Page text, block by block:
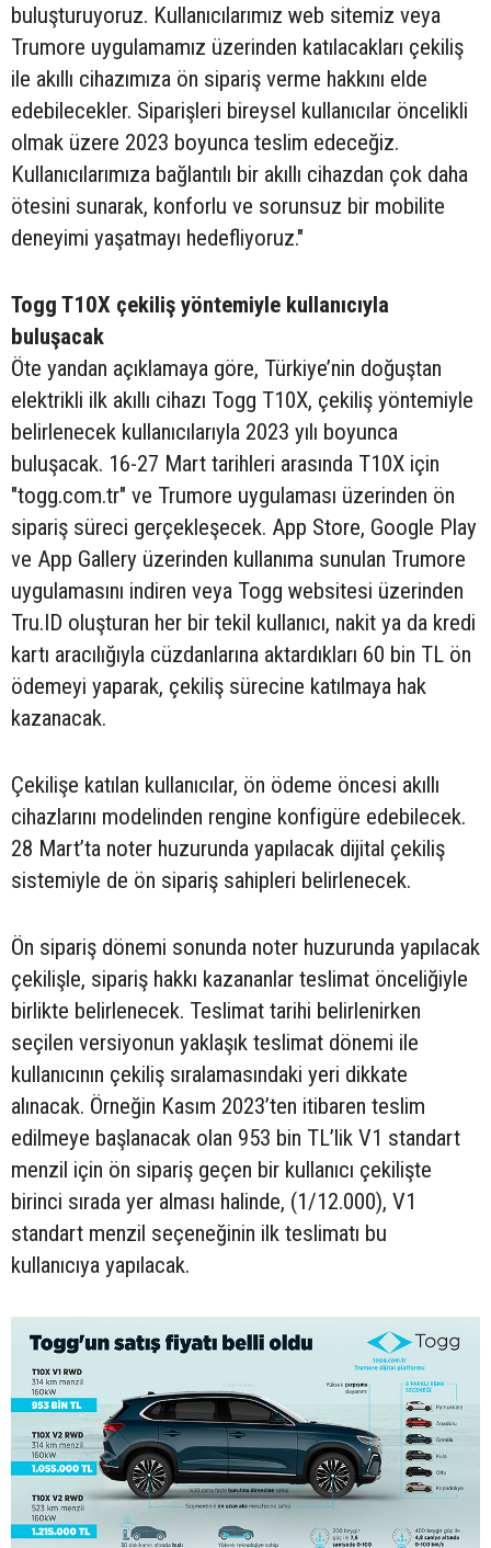
buluşturuyoruz. Kullanıcılarımız web sitemiz veya
Trumore uygulamamız üzerinden katılacakları çekiliş
ile akıllı cihazımıza ön sipariş verme hakkını elde
edebilecekler. Siparişleri bireysel kullanıcılar öncelikli
olmak üzere 2023 boyunca teslim edeceğiz.
Kullanıcılarımıza bağlantılı bir akıllı cihazdan çok daha
ötesini sunarak, konforlu ve sorunsuz bir mobilite
deneyimi yaşatmayı hedefliyoruz."
Togg T10X çekiliş yöntemiyle kullanıcıyla
buluşacak
Öte yandan açıklamaya göre, Türkiye’nin doğuştan
elektrikli ilk akıllı cihazı Togg T10X, çekiliş yöntemiyle
belirlenecek kullanıcılarıyla 2023 yılı boyunca
buluşacak. 16-27 Mart tarihleri arasında T10X için
"togg.com.tr" ve Trumore uygulaması üzerinden ön
sipariş süreci gerçekleşecek. App Store, Google Play
ve App Gallery üzerinden kullanıma sunulan Trumore
uygulamasını indiren veya Togg websitesi üzerinden
Tru.ID oluşturan her bir tekil kullanıcı, nakit ya da kredi
kartı aracılığıyla cüzdanlarına aktardıkları 60 bin TL ön
ödemeyi yaparak, çekiliş sürecine katılmaya hak
kazanacak.
Çekilişe katılan kullanıcılar, ön ödeme öncesi akıllı
cihazlarını modelinden rengine konfigüre edebilecek.
28 Mart’ta noter huzurunda yapılacak dijital çekiliş
sistemiyle de ön sipariş sahipleri belirlenecek.
Ön sipariş dönemi sonunda noter huzurunda yapılacak
çekilişle, sipariş hakkı kazananlar teslimat önceliğiyle
birlikte belirlenecek. Teslimat tarihi belirlenirken
seçilen versiyonun yaklaşık teslimat dönemi ile
kullanıcının çekiliş sıralamasındaki yeri dikkate
alınacak. Örneğin Kasım 2023’ten itibaren teslim
edilmeye başlanacak olan 953 bin TL’lik V1 standart
menzil için ön sipariş geçen bir kullanıcı çekilişte
birinci sırada yer alması halinde, (1/12.000), V1
standart menzil seçeneğinin ilk teslimatı bu
kullanıcıya yapılacak.